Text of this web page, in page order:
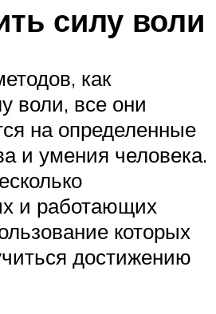
силу воли
как
воли, все они
на определенные
и умения человека.
и работающих
которых
достижению